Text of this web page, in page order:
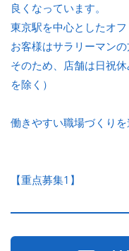
良くなっています。
東京駅を中心としたオ
お客様はサラリーマンの
そのため、店舗は日祝
を除く）
働きやすい職場づくりを
【重点募集1】